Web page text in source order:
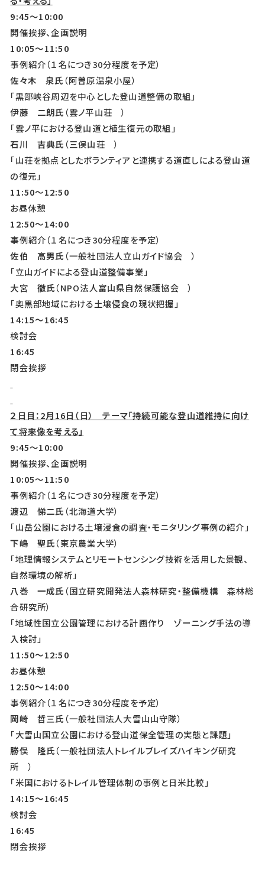
9:45～10:00
開催挨拶、企画説明
10:05～11:50
事例紹介（１名につき30分程度を予定）
佐々木 泉氏 （阿曽原温泉小屋）
「黒部峡谷周辺を中心とした登山道整備の取組」
伊藤 二朗氏 （雲ノ平山荘 ）
「雲ノ平における登山道と植生復元の取組」
石川 吉典氏 （三俣山荘 ）
「山荘を拠点としたボランティアと連携する道直しによる登山道
の復元」
11:50～12:50
お昼休憩
12:50～14:00
事例紹介（１名につき30分程度を予定）
佐伯 高男氏 （一般社団法人立山ガイド協会 ）
「立山ガイドによる登山道整備事業」
大宮 徹氏（NPO法人富山県自然保護協会 ）
「奥黒部地域における土壌侵食の現状把握」
14:15～16:45
検討会
16:45
閉会挨拶
２日目：2月16日（日） テーマ「持続可能な登山道維持に向け
て将来像を考える」
9:45～10:00
開催挨拶、企画説明
10:05～11:50
事例紹介（１名につき30分程度を予定）
渡辺 悌二氏 （北海道大学）
「山岳公園における土壌浸食の調査・モニタリング事例の紹介」
下嶋 聖氏（東京農業大学）
「地理情報システムとリモートセンシング技術を活用した景観、
自然環境の解析」
八巻 一成氏 （国立研究開発法人森林研究・整備機構 森林総
合研究所）
「地域性国立公園管理における計画作り ゾーニング手法の導
入検討」
11:50～12:50
お昼休憩
12:50～14:00
事例紹介（１名につき30分程度を予定）
岡崎 哲三氏 （一般社団法人大雪山山守隊）
「大雪山国立公園における登山道保全管理の実態と課題」
勝俣 隆氏（一般社団法人トレイルブレイズハイキング研究
所 ）
「米国におけるトレイル管理体制の事例と日米比較」
14:15～16:45
検討会
16:45
閉会挨拶